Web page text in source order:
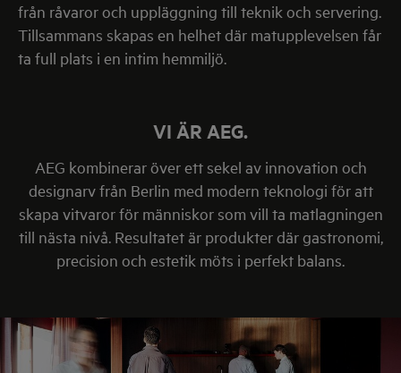
från råvaror och uppläggning till teknik och servering.
Tillsammans skapas en helhet där matupplevelsen får
ta full plats i en intim hemmiljö.
VI ÄR AEG.
AEG kombinerar över ett sekel av innovation och
designarv från Berlin med modern teknologi för att
skapa vitvaror för människor som vill ta matlagningen
till nästa nivå. Resultatet är produkter där gastronomi,
precision och estetik möts i perfekt balans.